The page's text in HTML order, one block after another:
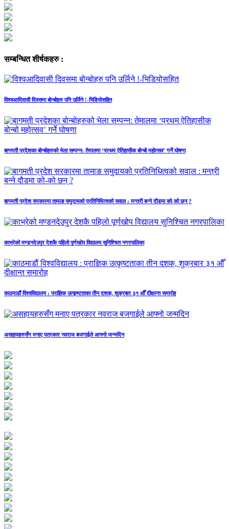
सम्बन्धित शीर्षकहरु :
विश्वआदिवासी दिवसमा बोन्बोहरु पनि उर्लिने !-भिडियोसहित
बागमती प्रदेशका बोन्बोहरुको भेला सम्पन्न: तेमालमा ‘प्रथम ऐतिहासीक बोन्बो महोत्सव’ गर्ने घोषणा
बागमती प्रदेश सरकारमा तामाङ समुदायको प्रतिनिधित्वको सवाल : मन्त्री बन्ने दौडमा को‐को छन् ?
काभ्रेको मण्डनदेउपुर देशकै पहिलो पूर्णखोप विद्यालय सुनिश्चित नगरपालिका
काठमाडौं विश्वविद्यालय : प्राज्ञिक उत्कृष्टताका तीन दशक, शुक्रबार ३१ औँ दीक्षान्त समारोह
असहायहरुसँग मनाए पत्रकार नवराज बजगाईले आफ्नो जन्मदिन